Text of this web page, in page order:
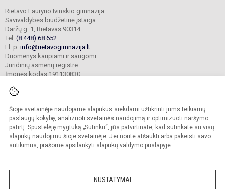
Šioje svetainėje naudojame slapukus siekdami užtikrinti jums teikiamų
paslaugų kokybę, analizuoti svetainės naudojimą ir optimizuoti naršymo
patirtį. Spustelėję mygtuką „Sutinku“, jūs patvirtinate, kad sutinkate su visų
slapukų naudojimu šioje svetainėje. Jei norite atšaukti arba pakeisti savo
sutikimus, prašome apsilankyti slapukų valdymo puslapyje.
NUSTATYMAI
Rietavo Lauryno Ivinskio gimnazija
Savivaldybės biudžetinė įstaiga
Daržų g. 1, Rietavas 90314
Tel. (8 448) 68 652
El. p. info@rietavogimnazija.lt
Duomenys kaupiami ir saugomi
Juridinių asmenų registre
Įmonės kodas 191130830
© 2022. Rietavo Lauryno Ivinskio gimnazija. Visos teisės saugomos.
Kopijuoti turinį be raštiško gimnazijos sutikimo griežtai draudžiama.
Prieinamumo paraiška Slapukų valdymas
Sumanus būdas atnaujinti